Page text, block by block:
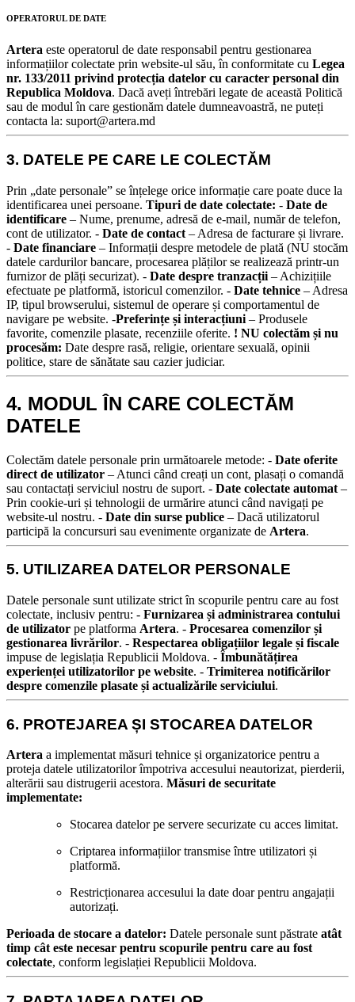
OPERATORUL DE DATE
Artera este operatorul de date responsabil pentru gestionarea
informațiilor colectate prin website-ul său, în conformitate cu Legea
nr. 133/2011 privind protecția datelor cu caracter personal din
Republica Moldova. Dacă aveți întrebări legate de această Politică
sau de modul în care gestionăm datele dumneavoastră, ne puteți
contacta la: suport@artera.md
3. DATELE PE CARE LE COLECTĂM
Prin „date personale” se înțelege orice informație care poate duce la
identificarea unei persoane. Tipuri de date colectate: - Date de
identificare – Nume, prenume, adresă de e-mail, număr de telefon,
cont de utilizator. - Date de contact – Adresa de facturare și livrare.
- Date financiare – Informații despre metodele de plată (NU stocăm
datele cardurilor bancare, procesarea plăților se realizează printr-un
furnizor de plăți securizat). - Date despre tranzacții – Achizițiile
efectuate pe platformă, istoricul comenzilor. - Date tehnice – Adresa
IP, tipul browserului, sistemul de operare și comportamentul de
navigare pe website. -Preferințe și interacțiuni – Produsele
favorite, comenzile plasate, recenziile oferite. ! NU colectăm și nu
procesăm: Date despre rasă, religie, orientare sexuală, opinii
politice, stare de sănătate sau cazier judiciar.
4. MODUL ÎN CARE COLECTĂM
DATELE
Colectăm datele personale prin următoarele metode: - Date oferite
direct de utilizator – Atunci când creați un cont, plasați o comandă
sau contactați serviciul nostru de suport. - Date colectate automat –
Prin cookie-uri și tehnologii de urmărire atunci când navigați pe
website-ul nostru. - Date din surse publice – Dacă utilizatorul
participă la concursuri sau evenimente organizate de Artera.
5. UTILIZAREA DATELOR PERSONALE
Datele personale sunt utilizate strict în scopurile pentru care au fost
colectate, inclusiv pentru: - Furnizarea și administrarea contului
de utilizator pe platforma Artera. - Procesarea comenzilor și
gestionarea livrărilor. - Respectarea obligațiilor legale și fiscale
impuse de legislația Republicii Moldova. - Îmbunătățirea
experienței utilizatorilor pe website. - Trimiterea notificărilor
despre comenzile plasate și actualizările serviciului.
6. PROTEJAREA ȘI STOCAREA DATELOR
Artera a implementat măsuri tehnice și organizatorice pentru a
proteja datele utilizatorilor împotriva accesului neautorizat, pierderii,
alterării sau distrugerii acestora. Măsuri de securitate
implementate:
Stocarea datelor pe servere securizate cu acces limitat.
Criptarea informațiilor transmise între utilizatori și
platformă.
Restricționarea accesului la date doar pentru angajații
autorizați.
Perioada de stocare a datelor: Datele personale sunt păstrate atât
timp cât este necesar pentru scopurile pentru care au fost
colectate, conform legislației Republicii Moldova.